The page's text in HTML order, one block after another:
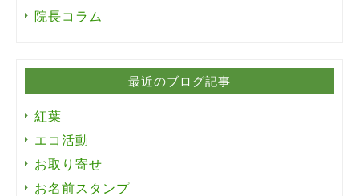
院長コラム
最近のブログ記事
紅葉
エコ活動
お取り寄せ
お名前スタンプ